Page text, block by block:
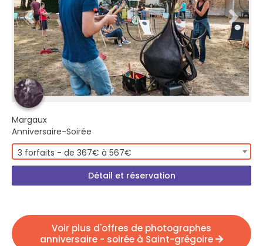
Margaux
Anniversaire-Soirée
3 forfaits - de 367€ à 567€
Détail et réservation
Voir plus d'offres de photographes
anniversaire - soirée à Saint-grégoire